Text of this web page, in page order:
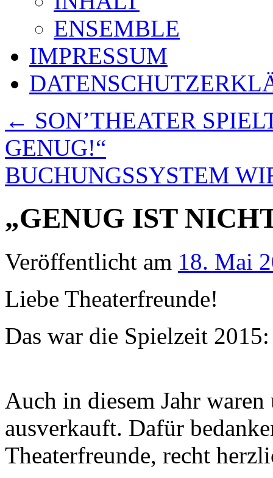
ENSEMBLE
IMPRESSUM
← SON’THEATER
GENUG!“
BUCHUNGSSYSTEM
„GENUG IST
Veröffentlicht am 18. Mai
Liebe Theaterfreunde!
Das war die Spielzeit 2015:
Auch in diesem Jahr
ausverkauft. Dafür
Theaterfreunde, recht